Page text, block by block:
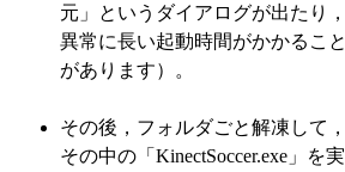
元」というダイアログが出たり，
異常に長い起動時間がかかること
があります）。
その後，フォルダごと解凍して，
その中の「KinectSoccer.exe」を実